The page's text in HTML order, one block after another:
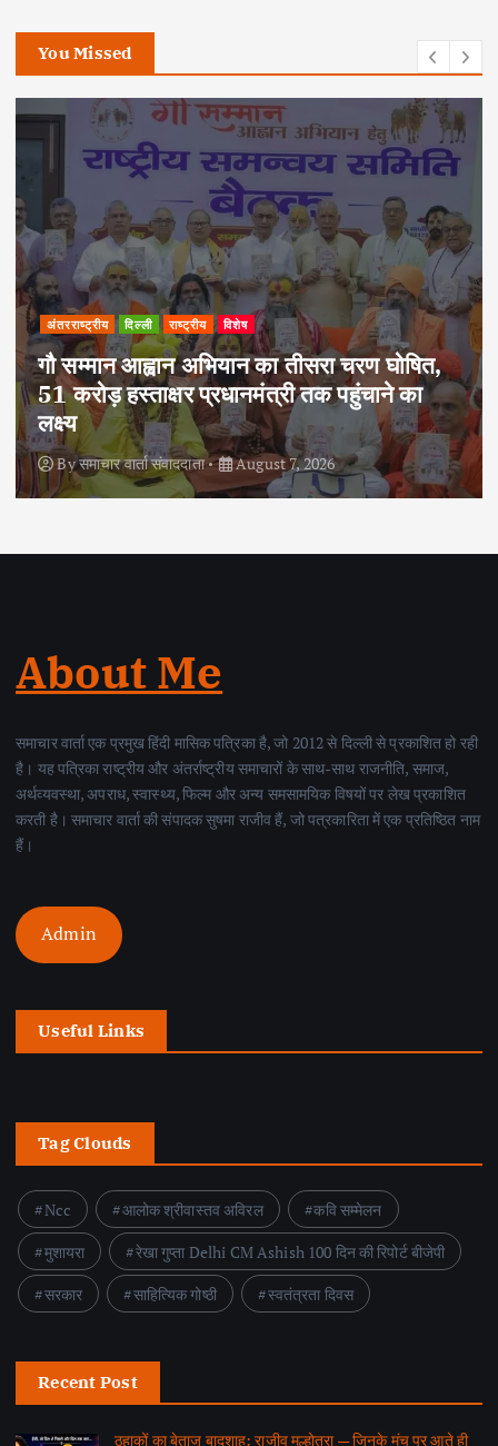
You Missed
अपराध दिल्ली राष्ट्रीय
दोहरे हत्याकांड का वांछित आरोपी क्राइम ब्रांच के
हत्थे चढ़ा, नौ आपराधिक मामलों में रहा है शामिल
Byसमाचार वार्ता संवाददाता August 6, 2026
About Me
समाचार वार्ता एक प्रमुख हिंदी मासिक पत्रिका है, जो 2012 से दिल्ली से प्रकाशित हो रही
है। यह पत्रिका राष्ट्रीय और अंतर्राष्ट्रीय समाचारों के साथ-साथ राजनीति, समाज,
अर्थव्यवस्था, अपराध, स्वास्थ्य, फिल्म और अन्य समसामयिक विषयों पर लेख प्रकाशित
करती है। समाचार वार्ता की संपादक सुषमा राजीव हैं, जो पत्रकारिता में एक प्रतिष्ठित नाम
हैं।
Admin
Useful Links
Tag Clouds
Ncc आलोक श्रीवास्तव अविरल
कवि सम्मेलन
मुशायरा
रेखा गुप्ता Delhi CM Ashish 100 दिन की रिपोर्ट बीजेपी
सरकार
साहित्यिक गोष्ठी स्वतंत्रता दिवस
Recent Post
ठहाकों का बेताज बादशाह: राजीव मल्होत्रा — जिनके मंच पर आते ही